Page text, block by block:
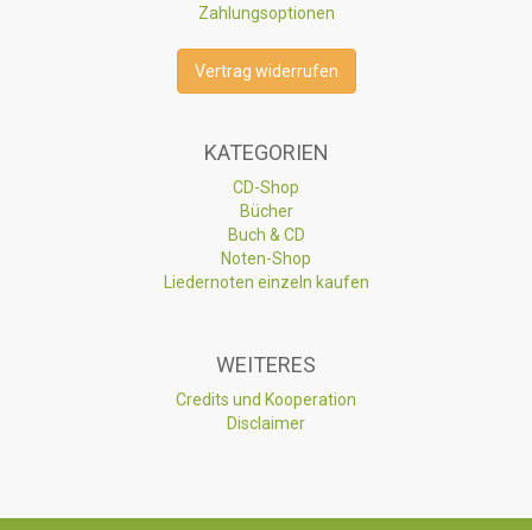
Zahlungsoptionen
Vertrag widerrufen
KATEGORIEN
CD-Shop
Bücher
Buch & CD
Noten-Shop
Liedernoten einzeln kaufen
WEITERES
Credits und Kooperation
Disclaimer